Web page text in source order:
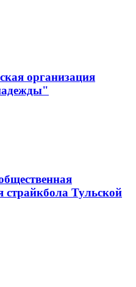
организация
Тульской